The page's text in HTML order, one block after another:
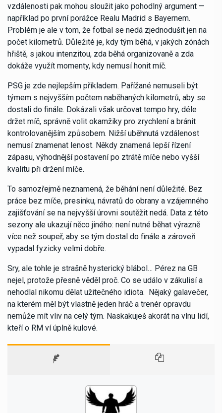
vzdálenosti pak mohou sloužit jako pohodlný argument —
například po první porážce Realu Madrid s Bayernem.
Problém je ale v tom, že fotbal se nedá zjednodušit jen na
počet kilometrů. Důležité je, kdy tým běhá, v jakých zónách
hřiště, s jakou intenzitou, zda běhá organizovaně a zda
dokáže využít momenty, kdy nemusí honit míč.
PSG je zde nejlepším příkladem. Pařížané nemuseli být
týmem s nejvyšším počtem naběhaných kilometrů, aby se
dostali do finále. Dokázali však určovat tempo hry, déle
držet míč, správně volit okamžiky pro zrychlení a bránit
kontrolovanějším způsobem. Nižší uběhnutá vzdálenost
nemusí znamenat lenost. Někdy znamená lepší řízení
zápasu, výhodnější postavení po ztrátě míče nebo vyšší
kvalitu při držení míče.
To samozřejmě neznamená, že běhání není důležité. Bez
práce bez míče, presinku, návratů do obrany a vzájemného
zajišťování se na nejvyšší úrovni soutěžit nedá. Data z této
sezony ale ukazují něco jiného: není nutné běhat výrazně
více než soupeř, aby se tým dostal do finále a zároveň
vypadal fyzicky velmi dobře.
Sry, ale tohle je strašně hysterický blábol… Pérez na GB
nejel, protože přesně věděl proč. Co se událo v zákulisí a
nehodlal nikomu dělat užitečného idiota. Nějaký galavečer,
na kterém měl být vlastně jeden hráč a trenér opravdu
nemůže mít vliv na celý tým. Naskakuješ akorát na vlnu lidí,
kteří o RM ví úplně kulové.